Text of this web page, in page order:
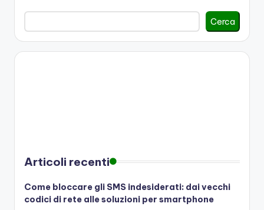
Cerca
Articoli recenti
Come bloccare gli SMS indesiderati: dai vecchi
codici di rete alle soluzioni per smartphone